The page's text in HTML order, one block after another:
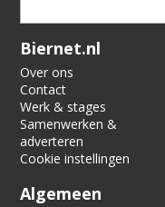
Verification code:
Biernet.nl
Over ons
Contact
Werk & stages
Samenwerken &
adverteren
Cookie instellingen
Algemeen